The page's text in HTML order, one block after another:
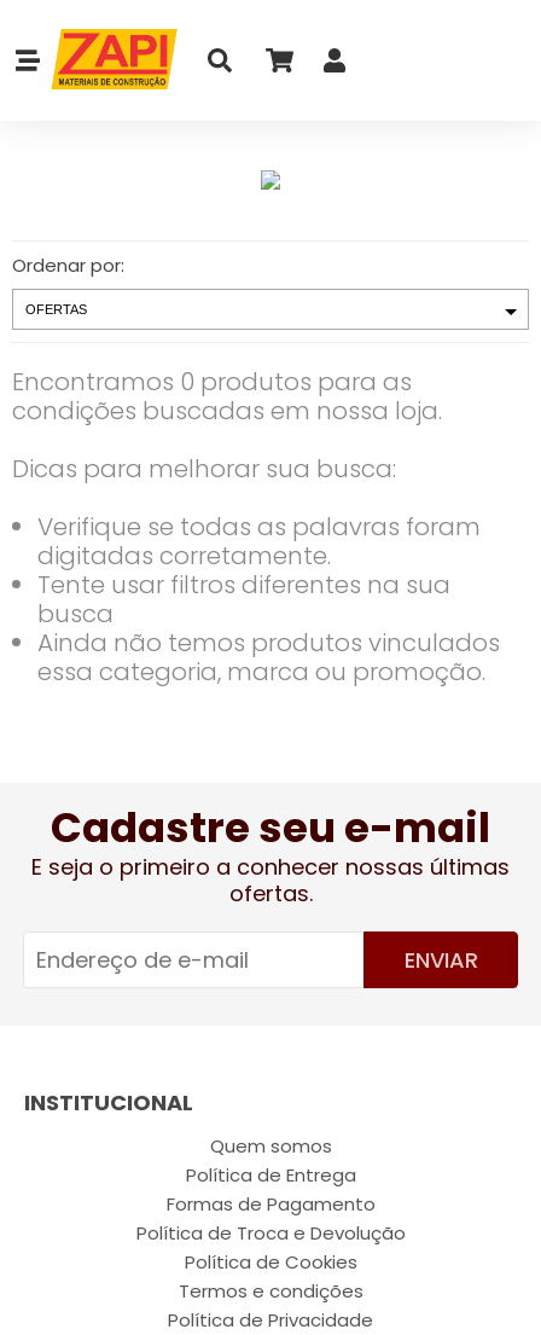
Ordenar por:
Encontramos 0 produtos para as
condições buscadas em nossa loja.
Dicas para melhorar sua busca:
Verifique se todas as palavras foram
digitadas corretamente.
Tente usar filtros diferentes na sua
busca
Ainda não temos produtos vinculados
essa categoria, marca ou promoção.
Cadastre seu e-mail
E seja o primeiro a conhecer nossas últimas
ofertas.
ENVIAR
INSTITUCIONAL
Quem somos
Política de Entrega
Formas de Pagamento
Política de Troca e Devolução
Política de Cookies
Termos e condições
Política de Privacidade